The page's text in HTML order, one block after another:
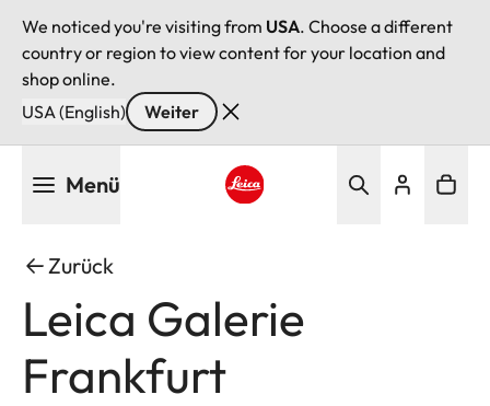
We noticed you're visiting from USA. Choose a different
country or region to view content for your location and
shop online.
USA (English)
Weiter
Menü
Zurück
Leica Galerie
Frankfurt